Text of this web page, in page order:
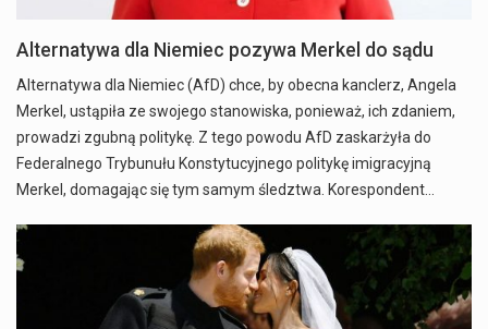
Alternatywa dla Niemiec pozywa Merkel do sądu
Alternatywa dla Niemiec (AfD) chce, by obecna kanclerz, Angela
Merkel, ustąpiła ze swojego stanowiska, ponieważ, ich zdaniem,
prowadzi zgubną politykę. Z tego powodu AfD zaskarżyła do
Federalnego Trybunułu Konstytucyjnego politykę imigracyjną
Merkel, domagając się tym samym śledztwa. Korespondent…